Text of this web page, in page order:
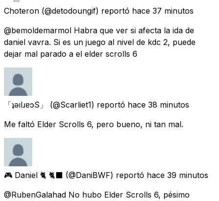
Choteron (@detodoungif) reportó hace 37 minutos
@bemoldemarmol Habra que ver si afecta la ida de
daniel vavra. Si es un juego al nivel de kdc 2, puede
dejar mal parado a el elder scrolls 6
「ʇǝılɹɐɔS」 (@Scarliet1) reportó hace 38 minutos
Me faltó Elder Scrolls 6, pero bueno, ni tan mal.
🎮 Daniel 🐈 🐈‍⬛ (@DaniBWF) reportó hace 39 minutos
@RubenGalahad No hubo Elder Scrolls 6, pésimo